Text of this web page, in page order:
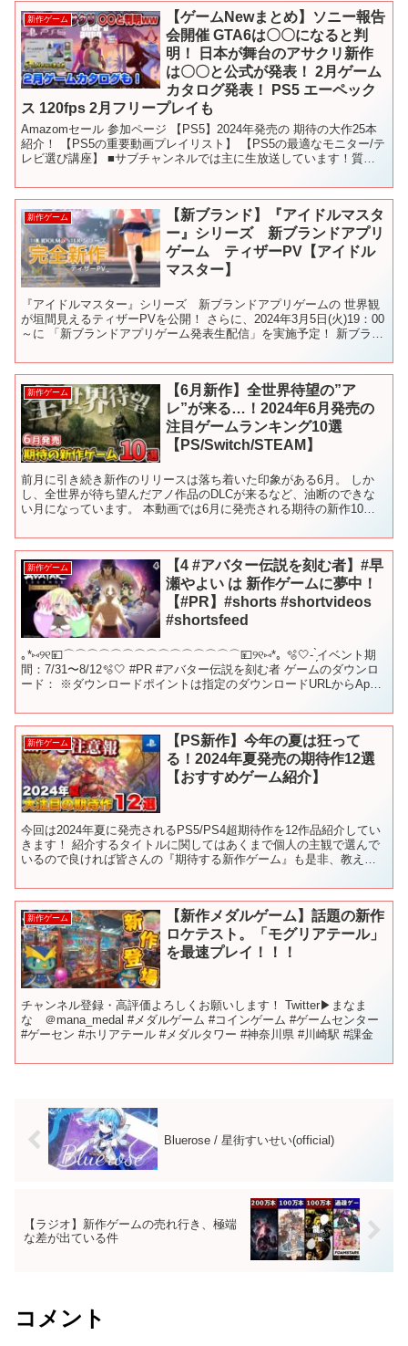
新作ゲーム
【ゲームNewまとめ】ソニー報告
会開催 GTA6は〇〇になると判
明！ 日本が舞台のアサクリ新作
は〇〇と公式が発表！ 2月ゲーム
カタログ発表！ PS5 エーペック
ス 120fps 2月フリープレイも
Amazomセール 参加ページ 【PS5】2024年発売の 期待の大作25本
紹介！ 【PS5の重要動画プレイリスト】 【PS5の最適なモニター/テ
レビ選び講座】 ■サブチャンネルでは主に生放送しています！質問
新作ゲーム
【新ブランド】『アイドルマスタ
ー』シリーズ 新ブランドアプリ
ゲーム ティザーPV【アイドル
マスター】
『アイドルマスター』シリーズ 新ブランドアプリゲームの 世界観
が垣間見えるティザーPVを公開！ さらに、2024年3月5日(火)19：00
～に 「新ブランドアプリゲーム発表生配信」を実施予定！ 新ブラン
新作ゲーム
【6月新作】全世界待望の”ア
レ”が来る…！2024年6月発売の
注目ゲームランキング10選
【PS/Switch/STEAM】
前月に引き続き新作のリリースは落ち着いた印象がある6月。 しか
し、全世界が待ち望んだアノ作品のDLCが来るなど、油断のできな
い月になっています。 本動画では6月に発売される期待の新作10タ
新作ゲーム
【4 #アバター伝説を刻む者】#早
瀬やよい は 新作ゲームに夢中！
【#PR】#shorts #shortvideos
#shortsfeed
｡*⑅୨୧💴⌒⌒⌒⌒⌒⌒⌒⌒⌒⌒⌒⌒⌒⌒⌒💴୨୧⑅*｡ 🫧🤍- ̗̀イベント期
間：7/31〜8/12🫧🤍 #PR #アバター伝説を刻む者 ゲームのダウンロ
ード： ※ダウンロードポイントは指定のダウンロードURLからApp
新作ゲーム
【PS新作】今年の夏は狂って
る！2024年夏発売の期待作12選
【おすすめゲーム紹介】
今回は2024年夏に発売されるPS5/PS4超期待作を12作品紹介してい
きます！ 紹介するタイトルに関してはあくまで個人の主観で選んで
いるので良ければ皆さんの『期待する新作ゲーム』も是非、教えて
新作ゲーム
【新作メダルゲーム】話題の新作
ロケテスト。「モグリアテール」
を最速プレイ！！！
チャンネル登録・高評価よろしくお願いします！ Twitter▶︎まなま
な ＠mana_medal #メダルゲーム #コインゲーム #ゲームセンター
#ゲーセン #ホリアテール #メダルタワー #神奈川県 #川崎駅 #課金
Bluerose / 星街すいせい(official)
【ラジオ】新作ゲームの売れ行き、極端
な差が出ている件
コメント